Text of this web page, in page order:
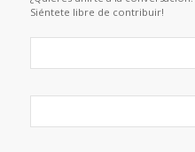
Siéntete libre de contribuir!